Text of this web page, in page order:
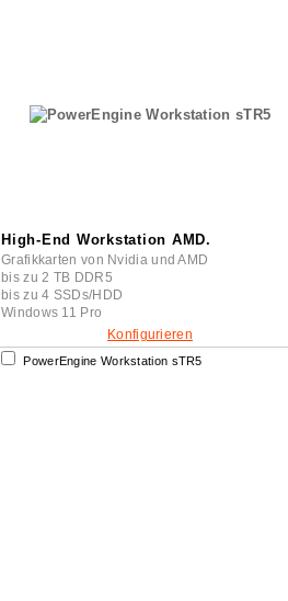
High-End Workstation AMD.
Grafikkarten von Nvidia und AMD
bis zu 2 TB DDR5
bis zu 4 SSDs/HDD
Windows 11 Pro
Konfigurieren
PowerEngine Workstation sTR5